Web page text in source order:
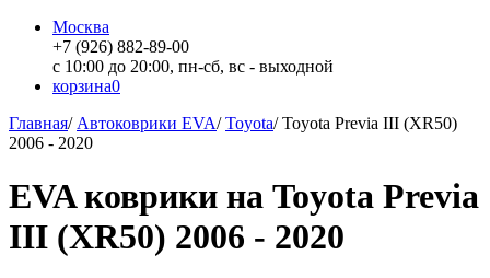
Москва
+7 (926) 882-89-00
с 10:00 до 20:00, пн-сб, вс - выходной
корзина0
Главная/ Автоковрики EVA/Toyota/Toyota Previa III (XR50)
2006 - 2020
EVA коврики на Toyota Previa
III (XR50) 2006 - 2020